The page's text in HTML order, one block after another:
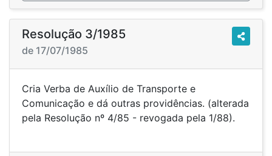
Resolução 3/1985
de 17/07/1985
Cria Verba de Auxílio de Transporte e
Comunicação e dá outras providências. (alterada
pela Resolução nº 4/85 - revogada pela 1/88).